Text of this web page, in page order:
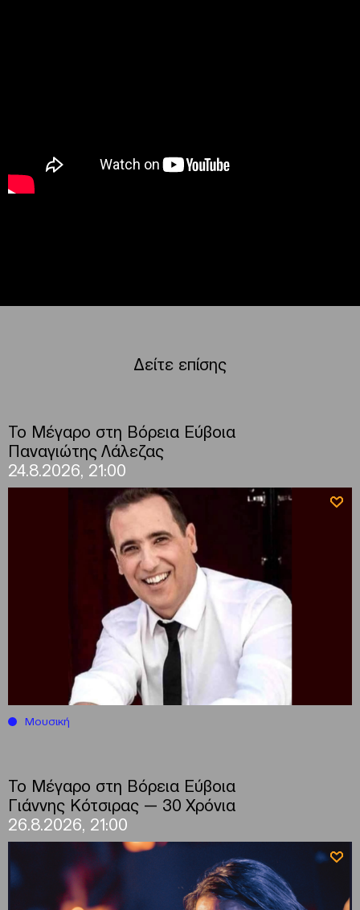
Δείτε επίσης
Το Μέγαρο στη Βόρεια Εύβοια
Παναγιώτης Λάλεζας
24.8.2026, 21:00
Μουσική
Το Μέγαρο στη Βόρεια Εύβοια
Γιάννης Κότσιρας — 30 Χρόνια
26.8.2026, 21:00